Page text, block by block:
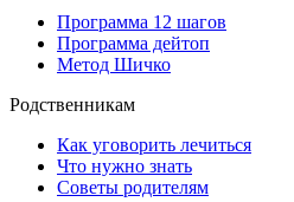
Программа 12 шагов
Программа дейтоп
Метод Шичко
Родственникам
Как уговорить лечиться
Что нужно знать
Советы родителям